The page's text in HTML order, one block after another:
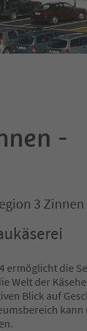
-
3 Zinnen
ermöglicht die
Welt der
Blick auf